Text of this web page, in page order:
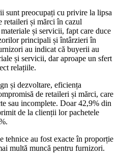
sunt preocupați cu privire la lipsa
retaileri și mărci în cazul
și servicii, fapt care duce
principali și întârzieri în
au indicat că buyerii au
și servicii, dar aproape un sfert
relațiile.
și dezvoltare, eficiența
de retaileri și mărci, care
sau incomplete. Doar 42,9% din
de la clienții lor pachetele
tehnice au fost exacte în proporție
multă muncă pentru furnizori.